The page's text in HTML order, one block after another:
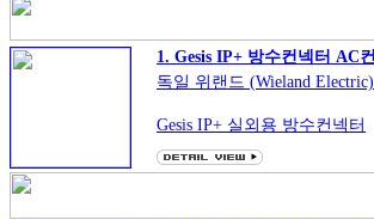
1. Gesis IP+ 방수컨넥터 AC
독일 위랜드 (Wieland Electric)
Gesis IP+ 실외용 방수컨넥터
IP65 to IP68/ RST 20i2 ~ RST
50i5 series